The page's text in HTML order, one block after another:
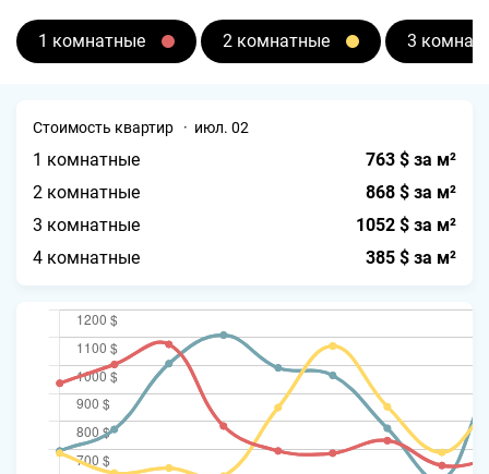
1 комнатные 2 комнатные 3
Стоимость квартир · июл. 02
1 комнатные
763 $ за м²
2 комнатные
868 $ за м²
3 комнатные
1052 $ за м²
4 комнатные
385 $ за м²